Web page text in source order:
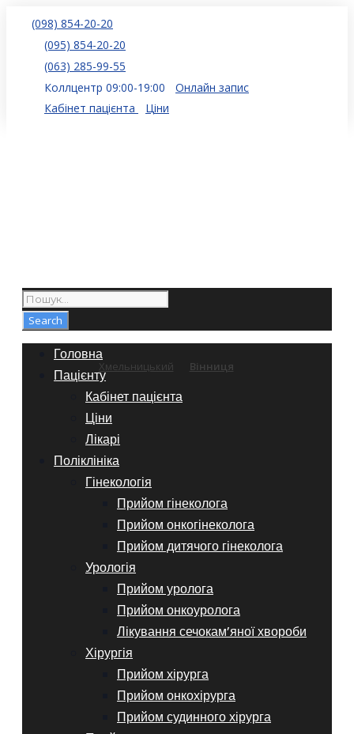
(098) 854-20-20
(095) 854-20-20
(063) 285-99-55
Коллцентр 09:00-19:00
Онлайн запис
Кабінет пацієнта
Ціни
Хмельницький Вінниця
Головна
Пацієнту
Кабінет пацієнта
Ціни
Лікарі
Поліклініка
Гінекологія
Прийом гінеколога
Прийом онкогінеколога
Прийом дитячого гінеколога
Урологія
Прийом уролога
Прийом онкоуролога
Лікування сечокам’яної хвороби
Хірургія
Прийом хірурга
Прийом онкохірурга
Прийом судинного хірурга